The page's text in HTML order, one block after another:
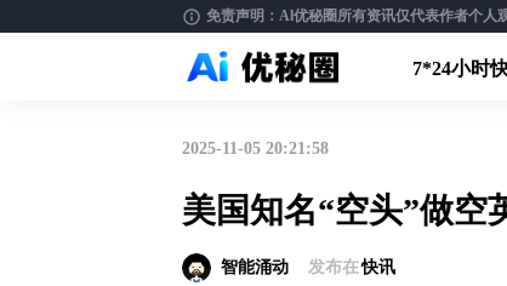
免责声明：Al优秘圈所有资讯仅代表作者个人
7*24小时
2025-11-05 20:21:58
美国知名“空头”做空
智能涌动 发布在快讯